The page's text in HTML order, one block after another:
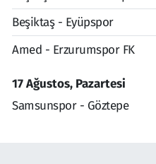
Beşiktaş - Eyüpspor
Amed - Erzurumspor FK
17 Ağustos, Pazartesi
Samsunspor - Göztepe